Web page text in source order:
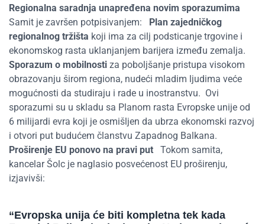
Regionalna saradnja unapređena novim sporazumima
Samit je završen potpisivanjem:
Plan zajedničkog
regionalnog tržišta koji ima za cilj podsticanje trgovine i
ekonomskog rasta uklanjanjem barijera između zemalja.
Sporazum o mobilnosti za poboljšanje pristupa visokom
obrazovanju širom regiona, nudeći mladim ljudima veće
mogućnosti da studiraju i rade u inostranstvu. Ovi
sporazumi su u skladu sa Planom rasta Evropske unije od
6 milijardi evra koji je osmišljen da ubrza ekonomski razvoj
i otvori put budućem članstvu Zapadnog Balkana.
Proširenje EU ponovo na pravi put
Tokom samita,
kancelar Šolc je naglasio posvećenost EU proširenju,
izjavivši:
“Evropska unija će biti kompletna tek kada